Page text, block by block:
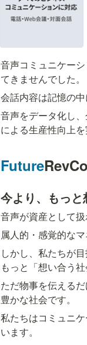
音声コミュニケー
てきませんでした。
会話内容は記憶の
音声をデータ化し
による生産性向上
Future
今より、もっと
音声が資産として
属人的・感覚的な
しかし、私たちが
もっと「想い合う社
ただ物事を伝える
豊かな社会です。
私たちはコミュニ
います。